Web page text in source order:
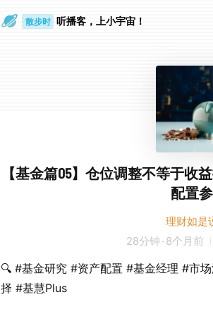
散步时 听播客，上小宇宙！
【基金篇05】仓位调整不等于收
配置
理财如是
28分钟 · 8个月前
🔍 #基金研究 #资产配置 #基金经理 #市
择 #基慧Plus